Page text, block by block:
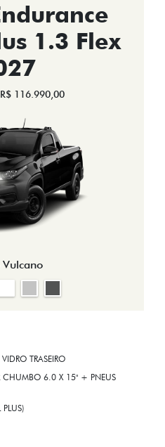
1.3 Flex
116.990,00
Vulcano
TRASEIRO
CHUMBO 6.0 X 15" + PNEUS